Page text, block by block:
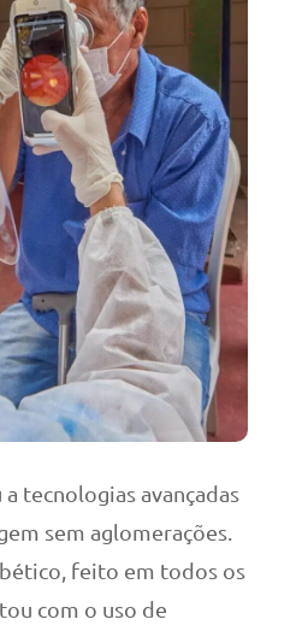
tecnologias avançadas
sem aglomerações.
feito em todos os
com o uso de